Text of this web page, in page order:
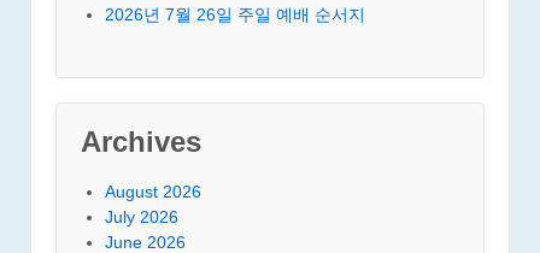
2026년 7월 26일 주일 예배 순서지
Archives
August 2026
July 2026
June 2026